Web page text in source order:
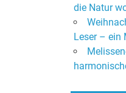
die Natur
Leser – ein